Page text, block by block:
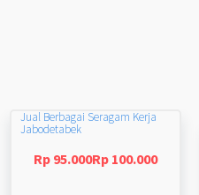
Jual Berbagai Seragam Kerja
Jabodetabek
Rp 95.000Rp 100.000